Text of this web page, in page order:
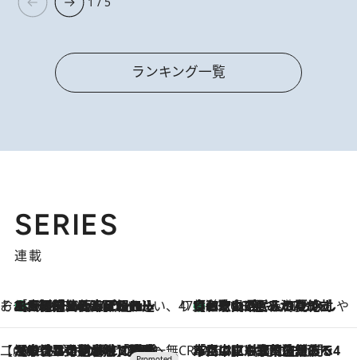
ランキング一覧
SERIES
連載
そおだよおこの関西おいしい、おやつ紀行
2026.8.9
［大阪府箕面市］一皿一皿目の前で仕上げられる、料理を巧みに組み込んだアシェットデセールコース「ミチル アシェット デセール（Michiru assiette dessert）」 47都道府県の手みやげ ひんやりスイーツで夏を満喫
2026.8.9
【和歌山県】この夏絶対食べたい 冷やしておいしいおやつ3選 みかんがごろっと丸ごと入ったジュレ
【CREA×星野リゾート】唯一無二。癒しと発見が待つ場所へ
2026.8.7
【トンボの足水浴】ヒノキの香りに包まれて涼感マックス！約13℃の湧水かけ流しを避暑地「星野温泉 トンボの湯」で体験 CREA'S CHOICE
2026.8.7
「立川にも歌舞伎があるんだよ」 片岡仁左衛門・市川中車ら豪華座組みで4年目の立川立飛歌舞伎へ